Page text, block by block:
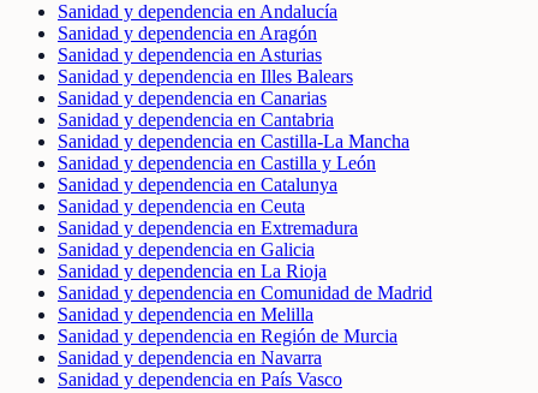
Sanidad y dependencia en Andalucía
Sanidad y dependencia en Aragón
Sanidad y dependencia en Asturias
Sanidad y dependencia en Illes Balears
Sanidad y dependencia en Canarias
Sanidad y dependencia en Cantabria
Sanidad y dependencia en Castilla-La Mancha
Sanidad y dependencia en Castilla y León
Sanidad y dependencia en Catalunya
Sanidad y dependencia en Ceuta
Sanidad y dependencia en Extremadura
Sanidad y dependencia en Galicia
Sanidad y dependencia en La Rioja
Sanidad y dependencia en Comunidad de Madrid
Sanidad y dependencia en Melilla
Sanidad y dependencia en Región de Murcia
Sanidad y dependencia en Navarra
Sanidad y dependencia en País Vasco